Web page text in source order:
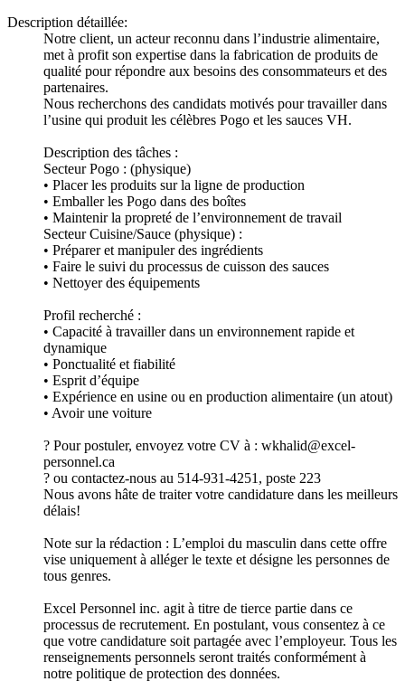
Description détaillée:
Notre client, un acteur reconnu dans l’industrie alimentaire,
met à profit son expertise dans la fabrication de produits de
qualité pour répondre aux besoins des consommateurs et des
partenaires.
Nous recherchons des candidats motivés pour travailler dans
l’usine qui produit les célèbres Pogo et les sauces VH.
Description des tâches :
Secteur Pogo : (physique)
• Placer les produits sur la ligne de production
• Emballer les Pogo dans des boîtes
• Maintenir la propreté de l’environnement de travail
Secteur Cuisine/Sauce (physique) :
• Préparer et manipuler des ingrédients
• Faire le suivi du processus de cuisson des sauces
• Nettoyer des équipements
Profil recherché :
• Capacité à travailler dans un environnement rapide et
dynamique
• Ponctualité et fiabilité
• Esprit d’équipe
• Expérience en usine ou en production alimentaire (un atout)
• Avoir une voiture
? Pour postuler, envoyez votre CV à : wkhalid@excel-
personnel.ca
? ou contactez-nous au 514-931-4251, poste 223
Nous avons hâte de traiter votre candidature dans les meilleurs
délais!
Note sur la rédaction : L’emploi du masculin dans cette offre
vise uniquement à alléger le texte et désigne les personnes de
tous genres.
Excel Personnel inc. agit à titre de tierce partie dans ce
processus de recrutement. En postulant, vous consentez à ce
que votre candidature soit partagée avec l’employeur. Tous les
renseignements personnels seront traités conformément à
notre politique de protection des données.